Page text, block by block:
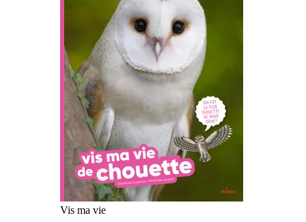
Vis ma vie